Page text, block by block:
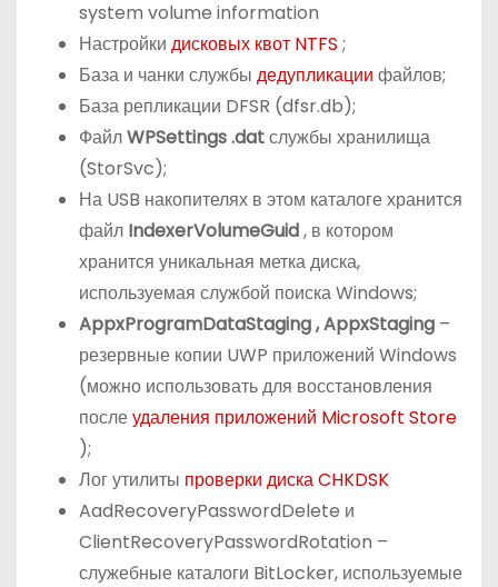
Настройки дисковых квот NTFS ;
База и чанки службы дедупликации файлов;
База репликации DFSR (dfsr.db);
ФайлWPSettings.datслужбы хранилища
(StorSvc);
На USB накопителях в этом каталоге хранится
файл IndexerVolumeGuid, в котором
хранится уникальная метка диска,
используемая службой поиска Windows;
AppxProgramDataStaging, AppxStaging –
резервные копии UWP приложений Windows
(можно использовать для восстановления
послеудаления приложений Microsoft Store
);
Лог утилиты проверки диска CHKDSK
AadRecoveryPasswordDelete и
ClientRecoveryPasswordRotation –
служебные каталоги BitLocker, используемые